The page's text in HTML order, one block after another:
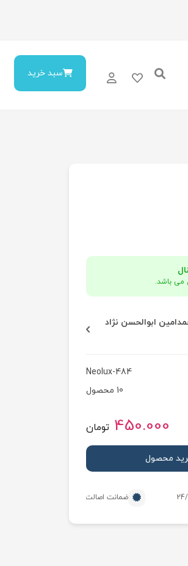
سبد خرید
می باشد.
ابوالحسن نژاد
Neolux-484
10 محصول
تومان450.000
محصول
ضمانت اصالت محصول